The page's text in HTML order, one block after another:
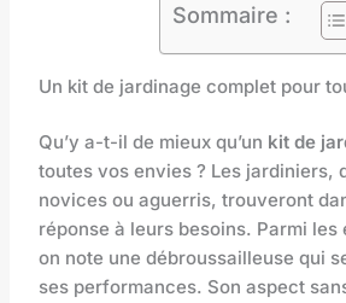
Sommaire :
Un kit de jardinage complet pour
Qu’y a-t-il de mieux qu’un kit de
toutes vos envies ? Les jardiniers,
novices ou aguerris, trouveront
réponse à leurs besoins. Parmi les
on note une débroussailleuse qui
ses performances. Son aspect